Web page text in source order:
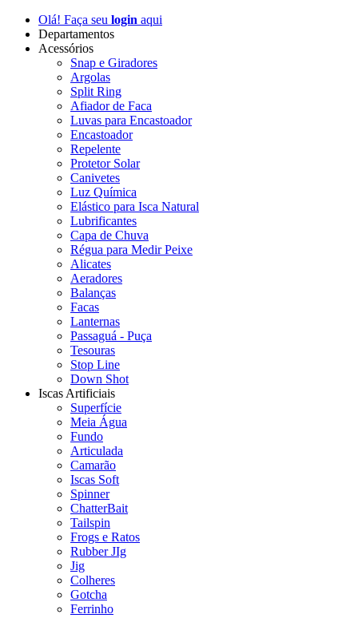
Olá! Faça seu login aqui
Departamentos
Acessórios
Snap e Giradores
Argolas
Split Ring
Afiador de Faca
Luvas para Encastoador
Encastoador
Repelente
Protetor Solar
Canivetes
Luz Química
Elástico para Isca Natural
Lubrificantes
Capa de Chuva
Régua para Medir Peixe
Alicates
Aeradores
Balanças
Facas
Lanternas
Passaguá - Puça
Tesouras
Stop Line
Down Shot
Iscas Artificiais
Superfície
Meia Água
Fundo
Articulada
Camarão
Iscas Soft
Spinner
ChatterBait
Tailspin
Frogs e Ratos
Rubber JIg
Jig
Colheres
Gotcha
Ferrinho